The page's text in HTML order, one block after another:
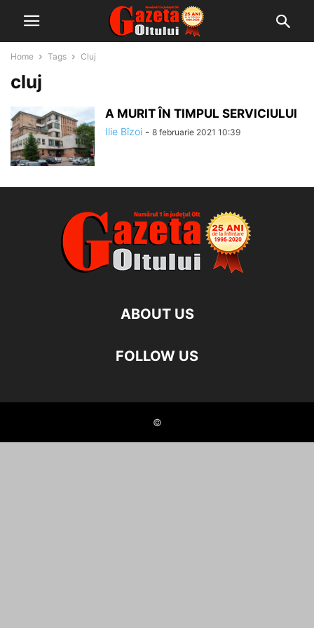
Home Tags Cluj
cluj
A MURIT ÎN TIMPUL SERVICIULUI
Ilie Bîzoi - 8 februarie 2021 10:39
ABOUT US
FOLLOW US
©